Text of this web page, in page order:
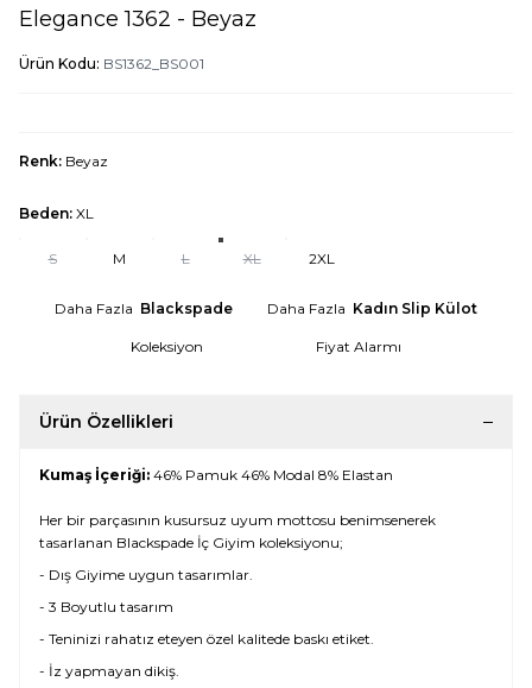
Elegance 1362 - Beyaz
Ürün Kodu: BS1362_BS001
Renk: Beyaz
Beden: XL
S M L XL 2XL
Daha Fazla Blackspade Daha Fazla Kadın Slip Külot
Koleksiyon Fiyat Alarmı
Ürün Özellikleri
Kumaş İçeriği: 46% Pamuk 46% Modal 8% Elastan
Her bir parçasının kusursuz uyum mottosu benimsenerek
tasarlanan Blackspade İç Giyim koleksiyonu;
- Dış Giyime uygun tasarımlar.
- 3 Boyutlu tasarım
- Teninizi rahatız eteyen özel kalitede baskı etiket.
- İz yapmayan dikiş.